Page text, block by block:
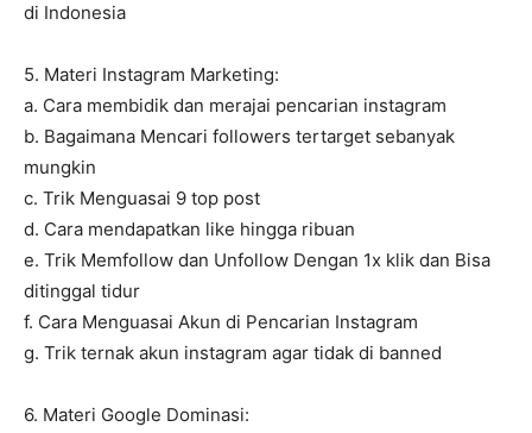
di Indonesia
5. Materi Instagram Marketing:
a. Cara membidik dan merajai pencarian instagram
b. Bagaimana Mencari followers tertarget sebanyak
mungkin
c. Trik Menguasai 9 top post
d. Cara mendapatkan like hingga ribuan
e. Trik Memfollow dan Unfollow Dengan 1x klik dan Bisa
ditinggal tidur
f. Cara Menguasai Akun di Pencarian Instagram
g. Trik ternak akun instagram agar tidak di banned
6. Materi Google Dominasi: